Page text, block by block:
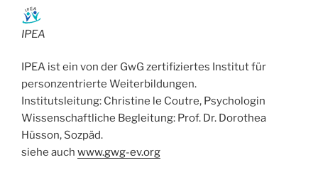
IPEA
IPEA ist ein von der GwG zertifiziertes Institut für
personzentrierte Weiterbildungen.
Institutsleitung: Christine le Coutre, Psychologin
Wissenschaftliche Begleitung: Prof. Dr. Dorothea
Hüsson, Sozpäd.
siehe auch www.gwg-ev.org